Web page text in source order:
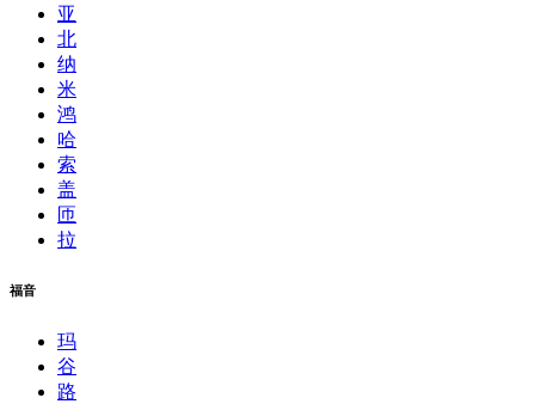
亚
北
纳
米
鸿
哈
索
盖
匝
拉
福音
玛
谷
路